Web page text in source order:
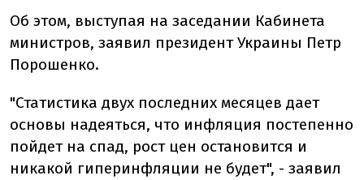
Об этом, выступая на заседании Кабинета
министров, заявил президент Украины Петр
Порошенко.
"Статистика двух последних месяцев дает
основы надеяться, что инфляция постепенно
пойдет на спад, рост цен остановится и
никакой гиперинфляции не будет", - заявил